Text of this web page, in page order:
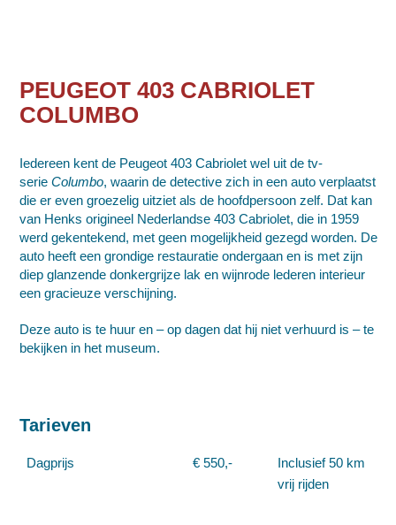
PEUGEOT 403 CABRIOLET
COLUMBO
Iedereen kent de Peugeot 403 Cabriolet wel uit de tv-
serieColumbo, waarin de detective zich in een auto verplaatst
die er even groezelig uitziet als de hoofdpersoon zelf. Dat kan
van Henks origineel Nederlandse 403 Cabriolet, die in 1959
werd gekentekend, met geen mogelijkheid gezegd worden. De
auto heeft een grondige restauratie ondergaan en is met zijn
diep glanzende donkergrijze lak en wijnrode lederen interieur
een gracieuze verschijning.
Deze auto is te huur en – op dagen dat hij niet verhuurd is – te
bekijken in het museum.
Tarieven
Dagprijs € 550,-
Inclusief 50 km
vrij rijden